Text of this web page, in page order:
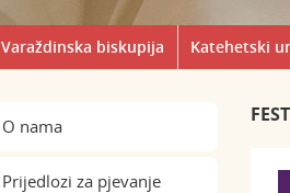
Varaždinska biskupija Katehetski
O nama
Prijedlozi za pjevanje